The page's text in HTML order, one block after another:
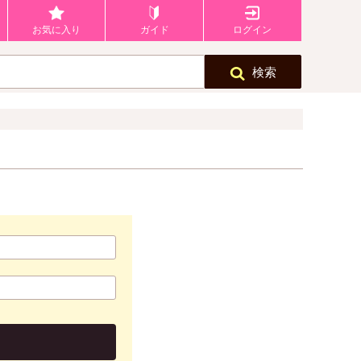
お気に入り ガイド ログイン
検索